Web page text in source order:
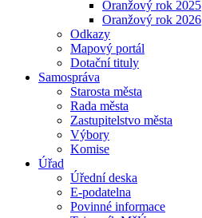
Oranžový rok 2025
Oranžový rok 2026
Odkazy
Mapový portál
Dotační tituly
Samospráva
Starosta města
Rada města
Zastupitelstvo města
Výbory
Komise
Úřad
Úřední deska
E-podatelna
Povinné informace